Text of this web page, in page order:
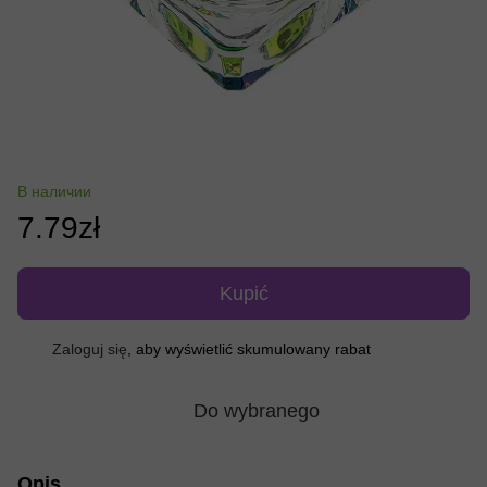
В наличии
7.79zł
Kupić
Zaloguj się , aby wyświetlić skumulowany rabat
Do wybranego